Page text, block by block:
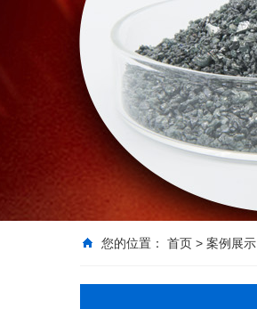
您的位置： 首页 > 案例展示